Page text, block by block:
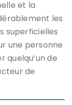
et la
les
superficielles
une personne
quelqu’un de
de